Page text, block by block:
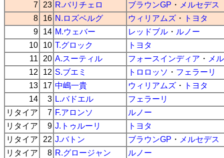
7
23 R.バリチェロ ブラウンGP ・ メルセデス
8
16 N.ロズベルグ ウィリアムズ ・
トヨタ
9
14 M.ウェバー レッドブル ・ ルノー
10
10 T.グロック
トヨタ
11
20 A.スーティル フォースインディア ・ メ
12
12 S.ブエミ トロロッソ ・ フェラーリ
13
17 中嶋一貴 ウィリアムズ ・
トヨタ
14
3 L.バドエル
フェラーリ
リタイア
7 F.アロンソ
ルノー
リタイア
9 J.トゥルーリ
トヨタ
リタイア
22 J.バトン ブラウンGP ・ メルセデス
リタイア
8 R.グロージャン
ルノー